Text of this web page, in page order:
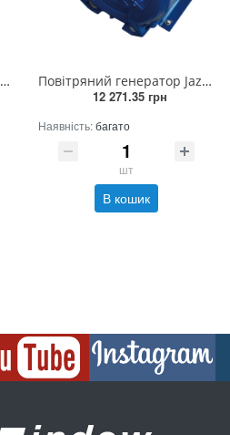
Лежак повітряного масажу подвійний, плівка, (AISI 316L)
Повітряний генератор Jazzi 120 м³/год 220В_1.1кв (Бловер)
12 271.35 грн
Наявність:багато
шт
В кошик